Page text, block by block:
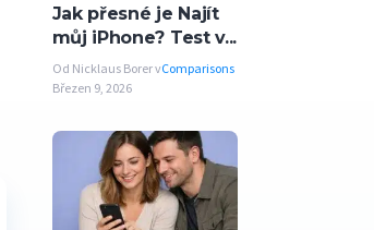
Jak přesné je Najít
můj iPhone? Test v...
Od Nicklaus Borer vComparisons
Březen 9, 2026